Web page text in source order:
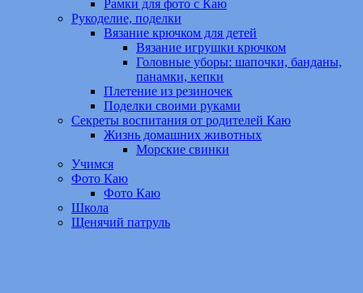
Рамки для фото с Каю
Рукоделие, поделки
Вязание крючком для детей
Вязание игрушки крючком
Головные уборы: шапочки, банданы,
панамки, кепки
Плетение из резиночек
Поделки своими руками
Секреты воспитания от родителей Каю
Жизнь домашних животных
Морские свинки
Учимся
Фото Каю
Фото Каю
Школа
Щенячий патруль